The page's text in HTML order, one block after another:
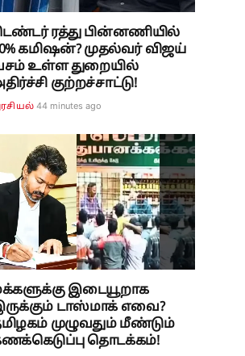
ரத்து பின்னணியில்
கமிஷன்? முதல்வர் விஜய்
உள்ள துறையில்
குற்றச்சாட்டு!
44 minutes ago
இடையூறாக
டாஸ்மாக் எவை?
முழுவதும் மீண்டும்
தொடக்கம்!